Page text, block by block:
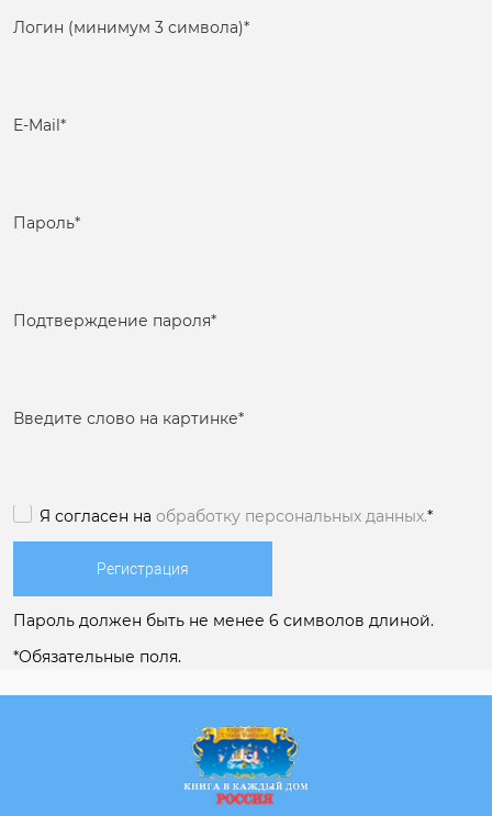
Логин (минимум 3 символа)*
E-Mail*
Пароль*
Подтверждение пароля*
Введите слово на картинке*
Я согласен на обработку персональных данных.*
Пароль должен быть не менее 6 символов длиной.
*Обязательные поля.